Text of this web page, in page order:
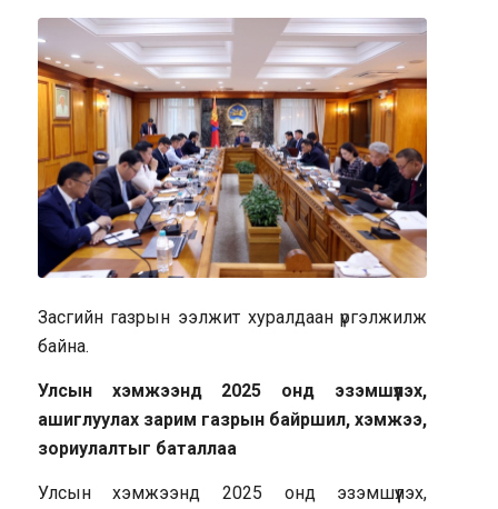
Засгийн газрын ээлжит хуралдаан үргэлжилж
байна.
Улсын хэмжээнд 2025 онд эзэмшүүлэх,
ашиглуулах зарим газрын байршил, хэмжээ,
зориулалтыг баталлаа
Улсын хэмжээнд 2025 онд эзэмшүүлэх,